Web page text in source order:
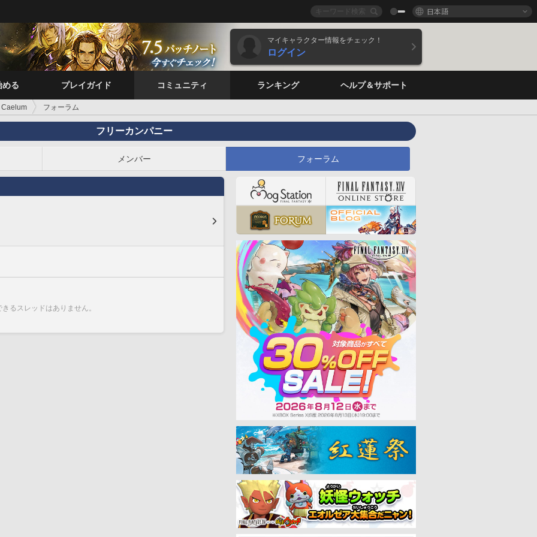
日本語
マイキャラクター情報をチェック！
ログイン
める プレイガイド コミュニティ ランキング ヘルプ＆サポート
Caelum フォーラム
フリーカンパニー
メンバー フォーラム
きるスレッドはありません。